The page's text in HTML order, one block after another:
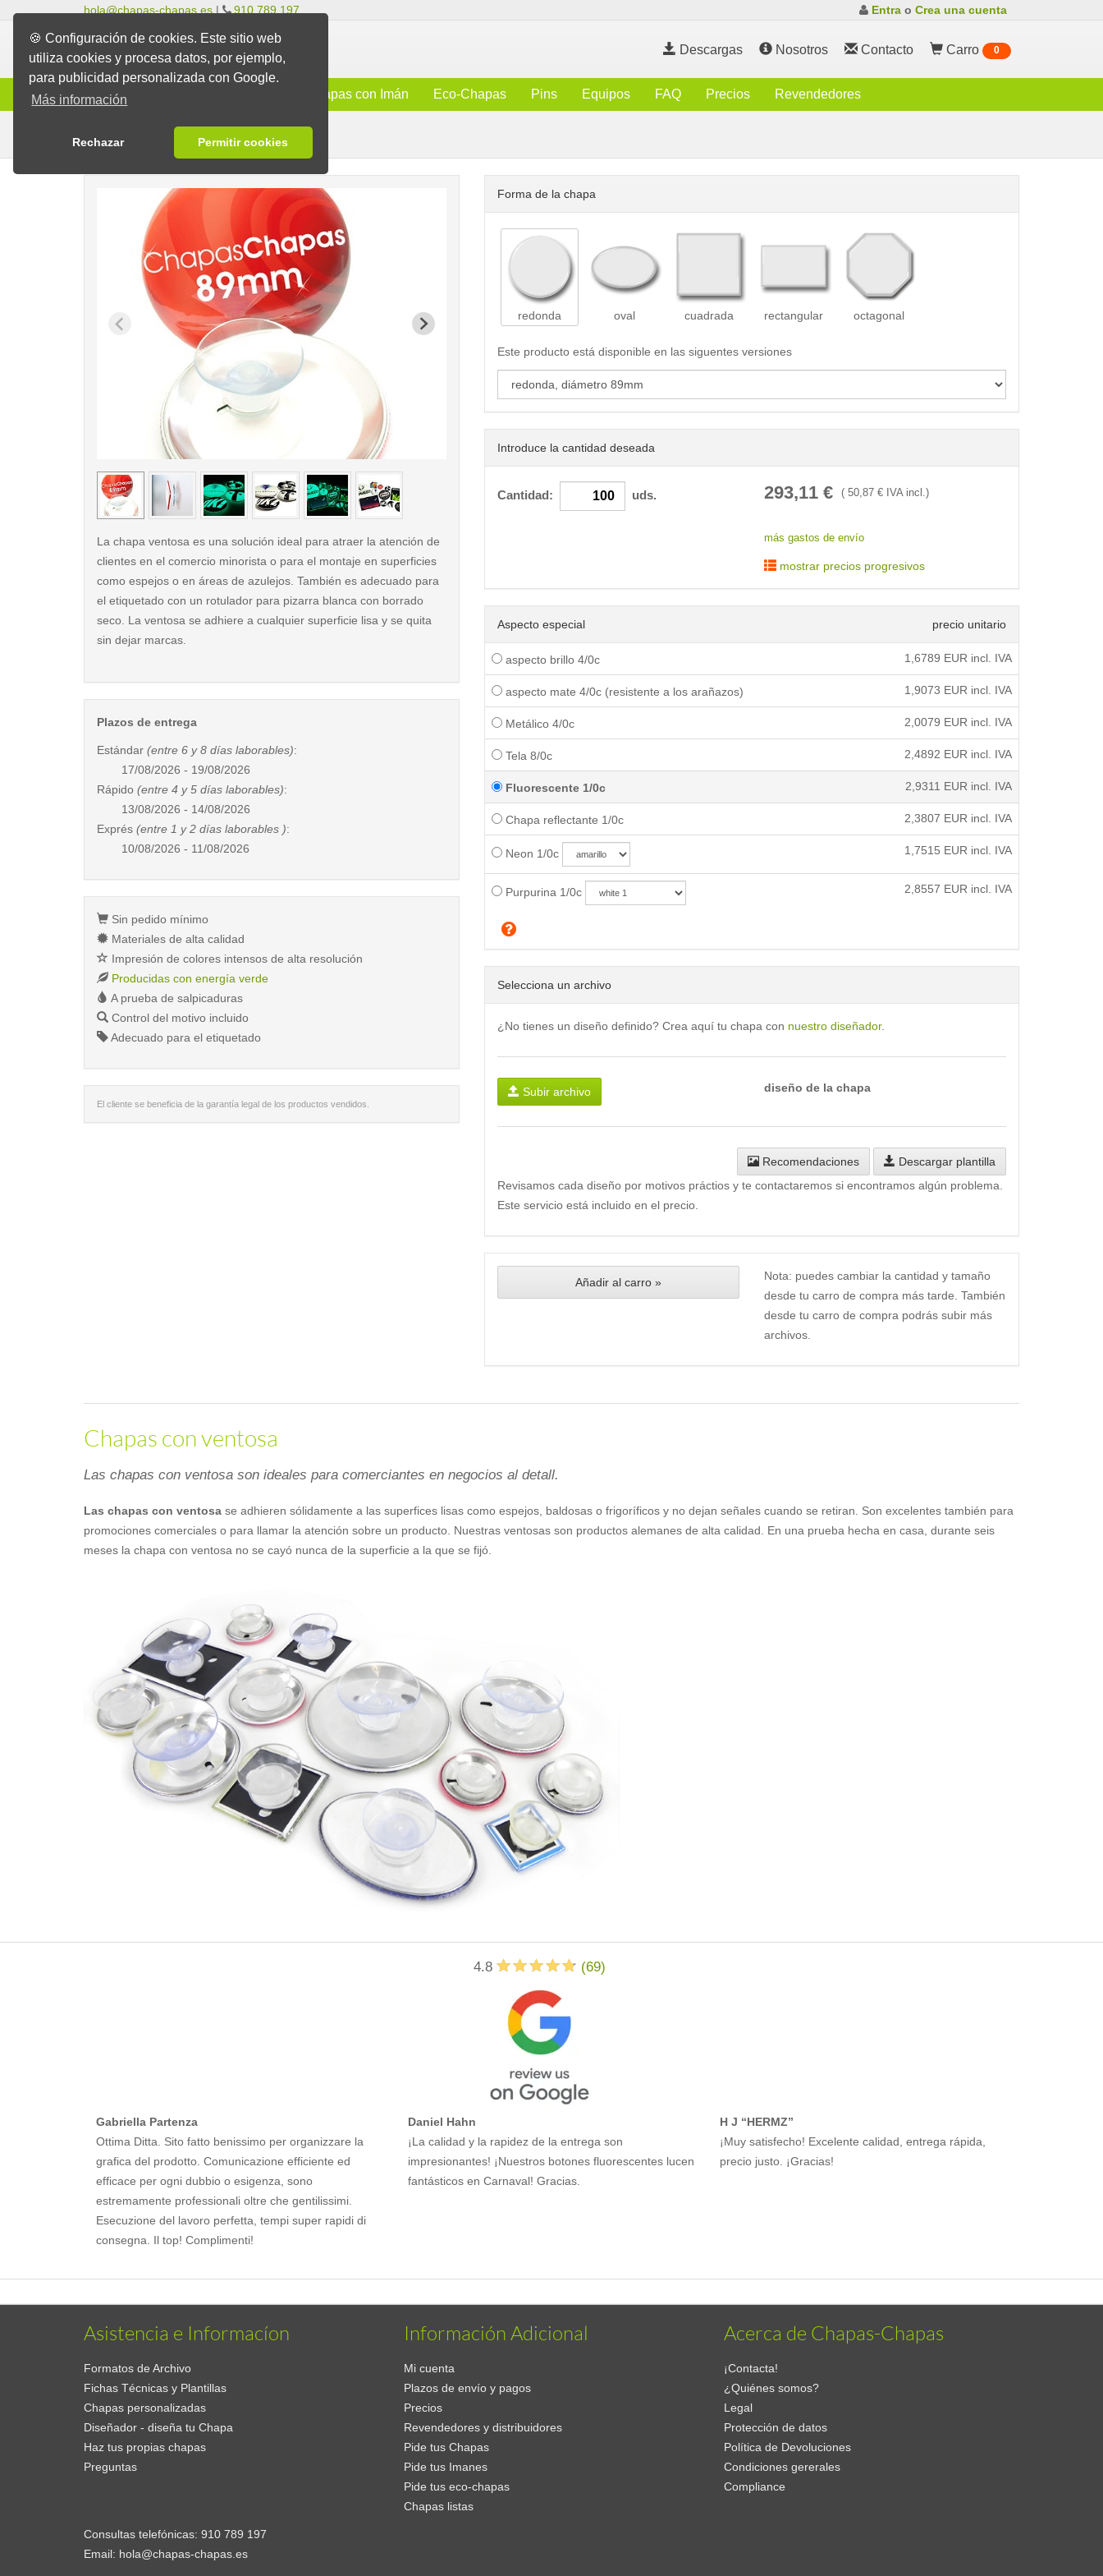
🍪 Configuración de cookies. Este sitio web
utiliza cookies y procesa datos, por ejemplo,
para publicidad personalizada con Google.
Más información
Rechazar Permitir cookies
hola@chapas-chapas.es | 910 789 197 Entra o Crea una cuenta
Descargas Nosotros Contacto Carro 0
Chapas con Imán Eco-Chapas Pins Equipos FAQ Precios Revendedores
Chapas Chapas Ventosa
Forma de la chapa
redonda oval cuadrada rectangular octagonal
Este producto está disponible en las siguentes versiones
Introduce la cantidad deseada
Cantidad: uds. 293,11€ ( 50,87€ IVA incl.)
más gastos de envío
mostrar precios progresivos
Aspecto especial precio unitario
aspecto brillo 4/0c 1,6789 EUR incl. IVA
aspecto mate 4/0c (resistente a los arañazos) 1,9073 EUR incl. IVA
Metálico 4/0c 2,0079 EUR incl. IVA
Tela 8/0c 2,4892 EUR incl. IVA
Fluorescente 1/0c 2,9311 EUR incl. IVA
Chapa reflectante 1/0c 2,3807 EUR incl. IVA
Neon 1/0c 1,7515 EUR incl. IVA
Purpurina 1/0c 2,8557 EUR incl. IVA
Selecciona un archivo
¿No tienes un diseño definido? Crea aquí tu chapa con nuestro diseñador.
Subir archivo diseño de la chapa
Recomendaciones
Descargar plantilla
Revisamos cada diseño por motivos práctios y te contactaremos si encontramos algún problema.
Este servicio está incluido en el precio.
Añadir al carro »
Nota: puedes cambiar la cantidad y tamaño
desde tu carro de compra más tarde. También
desde tu carro de compra podrás subir más
archivos.
< /picture> < /picture> < /picture>
La chapa ventosa es una solución ideal para atraer la atención de
clientes en el comercio minorista o para el montaje en superficies
como espejos o en áreas de azulejos. También es adecuado para
el etiquetado con un rotulador para pizarra blanca con borrado
seco. La ventosa se adhiere a cualquier superficie lisa y se quita
sin dejar marcas.
Plazos de entrega
Estándar (entre 6 y 8 días laborables):
17/08/2026 - 19/08/2026
Rápido (entre 4 y 5 días laborables):
13/08/2026 - 14/08/2026
Exprés (entre 1 y 2 días laborables ):
10/08/2026 - 11/08/2026
Sin pedido mínimo
Materiales de alta calidad
Impresión de colores intensos de alta resolución
Producidas con energía verde
A prueba de salpicaduras
Control del motivo incluido
Adecuado para el etiquetado
El cliente se beneficia de la garantía legal de los productos vendidos.
Chapas con ventosa
Las chapas con ventosa son ideales para comerciantes en negocios al detall.
Las chapas con ventosa se adhieren sólidamente a las superfices lisas como espejos, baldosas o frigoríficos y no dejan señales cuando se retiran. Son excelentes también para
promociones comerciales o para llamar la atención sobre un producto. Nuestras ventosas son productos alemanes de alta calidad. En una prueba hecha en casa, durante seis
meses la chapa con ventosa no se cayó nunca de la superficie a la que se fijó.
4.8 (69)
Gabriella Partenza
Ottima Ditta. Sito fatto benissimo per organizzare la
grafica del prodotto. Comunicazione efficiente ed
efficace per ogni dubbio o esigenza, sono
estremamente professionali oltre che gentilissimi.
Esecuzione del lavoro perfetta, tempi super rapidi di
consegna. Il top! Complimenti!
Daniel Hahn
¡La calidad y la rapidez de la entrega son
impresionantes! ¡Nuestros botones fluorescentes lucen
fantásticos en Carnaval! Gracias.
H J “HERMZ”
¡Muy satisfecho! Excelente calidad, entrega rápida,
precio justo. ¡Gracias!
Asistencia e Informacíon
Formatos de Archivo
Fichas Técnicas y Plantillas
Chapas personalizadas
Diseñador - diseña tu Chapa
Haz tus propias chapas
Preguntas
Información Adicional
Mi cuenta
Plazos de envío y pagos
Precios
Revendedores y distribuidores
Pide tus Chapas
Pide tus Imanes
Pide tus eco-chapas
Chapas listas
Acerca de Chapas-Chapas
¡Contacta!
¿Quiénes somos?
Legal
Protección de datos
Política de Devoluciones
Condiciones gererales
Compliance
Consultas telefónicas: 910 789 197
Email: hola@chapas-chapas.es